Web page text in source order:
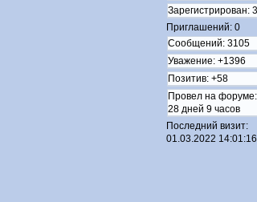
Зарегистрирован:
Приглашений: 0
Сообщений: 3105
Уважение: +1396
Позитив: +58
Провел на форуме:
28 дней 9 часов
Последний визит:
01.03.2022 14:01:16